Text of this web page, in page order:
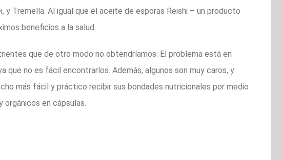
y Tremella. Al igual que el aceite de esporas Reishi – un producto
beneficios a la salud.
que de otro modo no obtendríamos. El problema está en
no es fácil encontrarlos. Además, algunos son muy caros, y
más fácil y práctico recibir sus bondades nutricionales por medio
en cápsulas.